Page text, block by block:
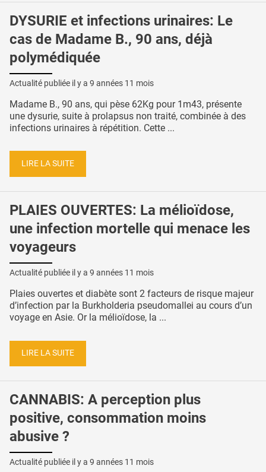
DYSURIE et infections urinaires: Le
cas de Madame B., 90 ans, déjà
polymédiquée
Actualité publiée il y a 9 années 11 mois
Madame B., 90 ans, qui pèse 62Kg pour 1m43, présente
une dysurie, suite à prolapsus non traité, combinée à des
infections urinaires à répétition. Cette ...
LIRE LA SUITE
PLAIES OUVERTES: La mélioïdose,
une infection mortelle qui menace les
voyageurs
Actualité publiée il y a 9 années 11 mois
Plaies ouvertes et diabète sont 2 facteurs de risque majeur
d’infection par la Burkholderia pseudomallei au cours d’un
voyage en Asie. Or la mélioïdose, la ...
LIRE LA SUITE
CANNABIS: A perception plus
positive, consommation moins
abusive ?
Actualité publiée il y a 9 années 11 mois